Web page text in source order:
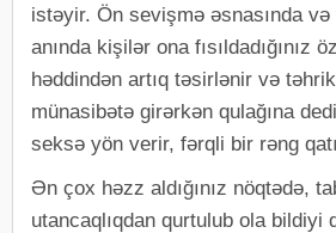
istəyir. Ön sevişmə əsnasında
anında kişilər ona fısıldadığınız
həddindən artıq təsirlənir və
münasibətə girərkən qulağına
seksə yön verir, fərqli bir rəng
Ən çox həzz aldığınız nöqtədə,
utancaqlıqdan qurtulub ola bildiyi